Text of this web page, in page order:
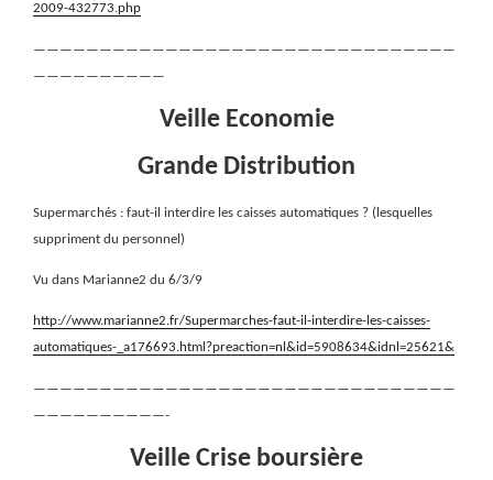
2009-432773.php
————————————————————————————————
——————————
Veille Economie
Grande Distribution
Supermarchés : faut-il interdire les caisses automatiques ? (lesquelles
suppriment du personnel)
Vu dans Marianne2 du 6/3/9
http://www.marianne2.fr/Supermarches-faut-il-interdire-les-caisses-
automatiques-_a176693.html?preaction=nl&id=5908634&idnl=25621&
————————————————————————————————
——————————-
Veille Crise boursière